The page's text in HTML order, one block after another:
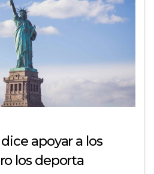
apoyar a los
los deporta